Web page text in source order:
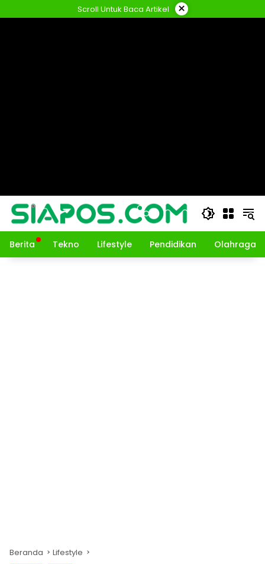
ke
Scroll Untuk Baca Artikel ×
Berita Tekno Lifestyle Pendidikan Olahraga
Beranda Lifestyle